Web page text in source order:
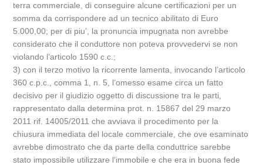
terra commerciale, di conseguire alcune certificazioni per un
somma da corrispondere ad un tecnico abilitato di Euro
5.000,00; per di piu’, la pronuncia impugnata non avrebbe
considerato che il conduttore non poteva provvedervi se non
violando l’articolo 1590 c.c.;
3) con il terzo motivo la ricorrente lamenta, invocando l’articolo
360 c.p.c., comma 1, n. 5, l’omesso esame circa un fatto
decisivo per il giudizio oggetto di discussione tra le parti,
rappresentato dalla determina prot. n. 15867 del 29 marzo
2011 rif. 14005/2011 che avviava il procedimento per la
chiusura immediata del locale commerciale, che ove esaminato
avrebbe dimostrato che da parte della conduttrice sarebbe
stato impossibile utilizzare l’immobile e che era in buona fede